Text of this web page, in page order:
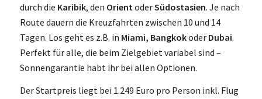
durch die Karibik, den Orient oderSüdostasien. Je nach
Route dauern die Kreuzfahrten zwischen 10 und 14
Tagen. Los geht es z.B. in Miami, Bangkokoder Dubai.
Perfekt für alle, die beim Zielgebiet variabel sind –
Sonnengarantie habt ihr bei allen Optionen.
Der Startpreis liegt bei 1.249 Euro pro Person inkl. Flug